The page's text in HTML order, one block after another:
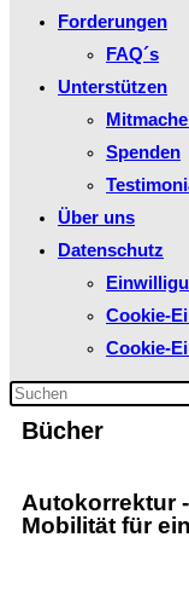
Forderungen
FAQ´s
Unterstützen
Spenden
Über uns
Datenschutz
Cookie-
Cookie-
Bücher
Autokorrektur-
Mobilität für